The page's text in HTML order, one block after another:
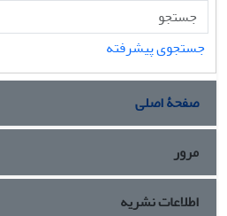
جستجوی پیشرفته
صفحۀ اصلی
مرور
اطلاعات نشریه